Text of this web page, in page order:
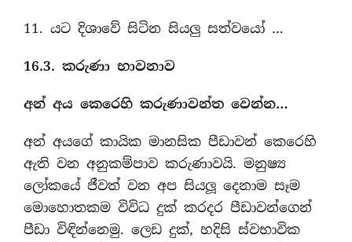
11. යට දිශාවේ සිටින සියලු සත්වයෝ …
16.3. කරුණා භාවනාව
අන් අය කෙරෙහි කරුණාවන්ත වෙන්න…
අන් අයගේ කායික මානසික පීඩාවන් කෙරෙහි
ඇති වන අනුකම්පාව කරුණාවයි. මනුෂ්‍ය
ලෝකයේ ජීවත් වන අප සියලූ දෙනාම සෑම
මොහොතකම විවිධ දුක් කරදර පීඩාවන්ගෙන්
පීඩා විඳින්නෙමු. ලෙඩ දුක්, හදිසි ස්වභාවික